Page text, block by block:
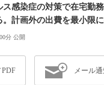
ス感染症の対策で在宅勤
計画外の出費を最小限に
分 公開
PDF メール通